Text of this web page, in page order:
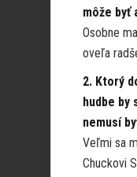
môže byť
Osobne
oveľa
2. Ktorý
hudbe by
nemusí
Veľmi sa
Chuckovi